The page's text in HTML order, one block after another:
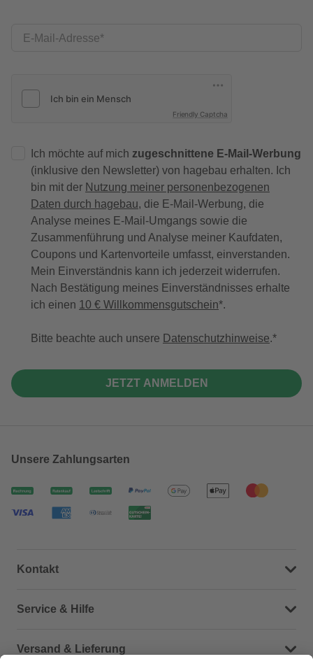
E-Mail-Adresse
Friendly Captcha
Ich möchte auf mich zugeschnittene E-Mail-Werbung
(inklusive den Newsletter) von hagebau erhalten. Ich
bin mit der Nutzung meiner personenbezogenen
Daten durch hagebau, die E-Mail-Werbung, die
Analyse meines E-Mail-Umgangs sowie die
Zusammenführung und Analyse meiner Kaufdaten,
Coupons und Kartenvorteile umfasst, einverstanden.
Mein Einverständnis kann ich jederzeit widerrufen.
Nach Bestätigung meines Einverständnisses erhalte
ich einen 10 € Willkommensgutschein*.
Bitte beachte auch unsere Datenschutzhinweise.
JETZT ANMELDEN
Unsere Zahlungsarten
Kontakt
Dein Kontakt zu uns
Service & Hilfe
Häufige Fragen (FAQ)
Versand & Lieferung